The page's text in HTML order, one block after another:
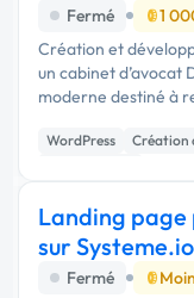
Fermé 1
Création et
un cabinet d’avocat Développement d’un site institutionnel
moderne destiné à
et offrir une
Technolo...
WordPress
Création
Landing
sur Systeme.io
Fermé